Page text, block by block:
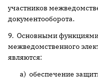
участников
документооборота.
9. Основными функциями
межведомственного
являются:
а) обеспечение